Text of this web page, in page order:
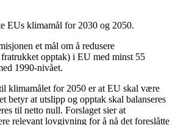
EUs klimamål for 2030 og 2050.
et mål om å redusere
opptak) i EU med minst 55
1990-nivået.
klimamålet for 2050 er at EU skal være
betyr at utslipp og opptak skal balanseres
til netto null. Forslaget sier at
relevant lovgivning for å nå det foreslåtte